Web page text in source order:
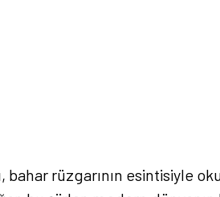
bahar rüzgarının esintisiyle